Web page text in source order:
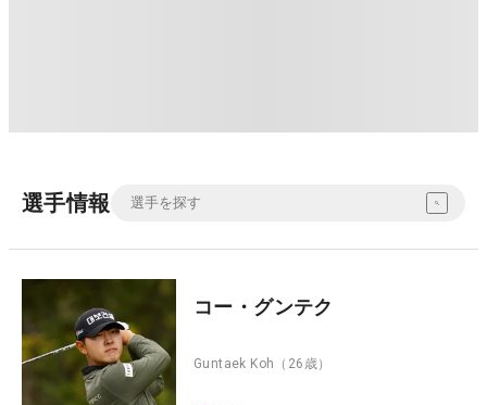
選手情報
コー・グンテク
Guntaek Koh （26歳）